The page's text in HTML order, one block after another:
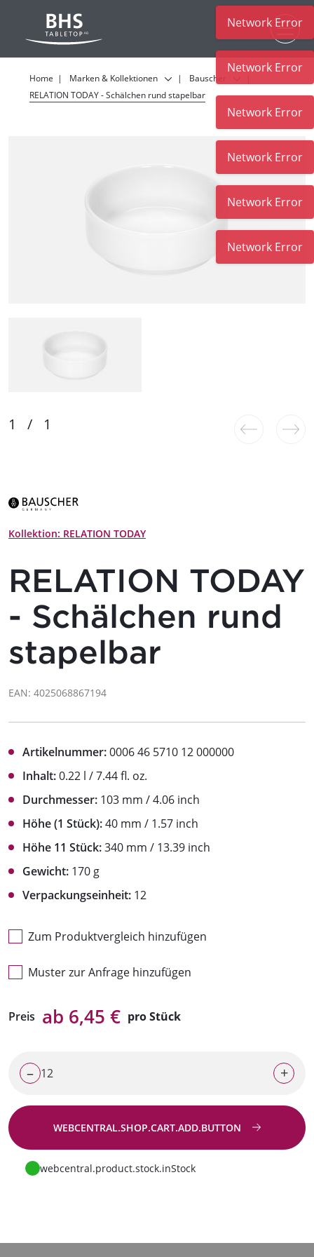
Home Marken & Kollektionen
Bauscher
RELATION TODAY - Schälchen rund stapelbar
Kollektion: RELATION TODAY
RELATION TODAY
- Schälchen rund
stapelbar
EAN: 4025068867194
Artikelnummer:0006 46 5710 12 000000
Inhalt:0.22 l / 7.44 fl. oz.
Durchmesser: 103 mm / 4.06 inch
Höhe (1 Stück):40 mm / 1.57 inch
Höhe 11 Stück:340 mm / 13.39 inch
Gewicht: 170 g
Verpackungseinheit: 12
Zum Produktvergleich hinzufügen
Muster zur Anfrage hinzufügen
Preis ab 6,45 € pro Stück
– +
WEBCENTRAL.SHOP.CART.ADD.BUTTON
Zur Anfrage
webcentral.product.stock.inStock
Network Error
Network Error
Network Error
Network Error
Network Error
Network Error